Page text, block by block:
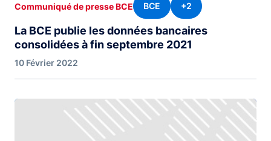
La BCE publie les données bancaires
consolidées à fin septembre 2021
Communiqué de presse BCE BCE +2
10 Février 2022